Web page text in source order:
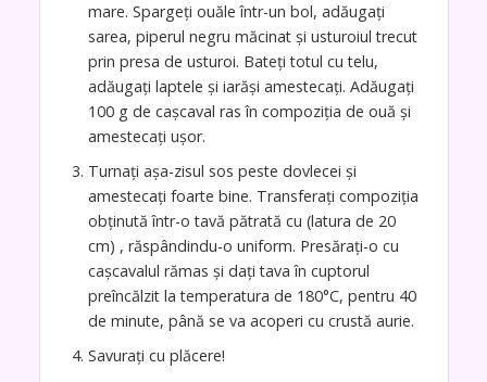
mare. Spargeți ouăle într-un bol, adăugați
sarea, piperul negru măcinat și usturoiul trecut
prin presa de usturoi. Bateți totul cu telu,
adăugați laptele și iarăși amestecați. Adăugați
100 g de cașcaval ras în compoziția de ouă și
amestecați ușor.
Turnați așa-zisul sos peste dovlecei și
amestecați foarte bine. Transferați compoziția
obținută într-o tavă pătrată cu (latura de 20
cm) , răspândindu-o uniform. Presărați-o cu
cașcavalul rămas și dați tava în cuptorul
preîncălzit la temperatura de 180°C, pentru 40
de minute, până se va acoperi cu crustă aurie.
Savurați cu plăcere!